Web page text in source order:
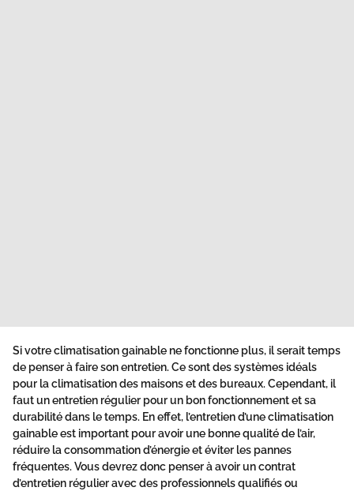
Si votre climatisation gainable ne fonctionne plus, il serait temps
de penser à faire son entretien. Ce sont des systèmes idéals
pour laclimatisationdes maisons et des bureaux. Cependant, il
faut un entretien régulier pour un bon fonctionnement et sa
durabilité dans le temps. En effet, l’entretien d’une climatisation
gainableest important pour avoir une bonne qualité de l’air,
réduire la consommation d’énergie et éviter les pannes
fréquentes. Vous devrez donc penser à avoir un contrat
d’entretien régulier avec des professionnels qualifiés ou